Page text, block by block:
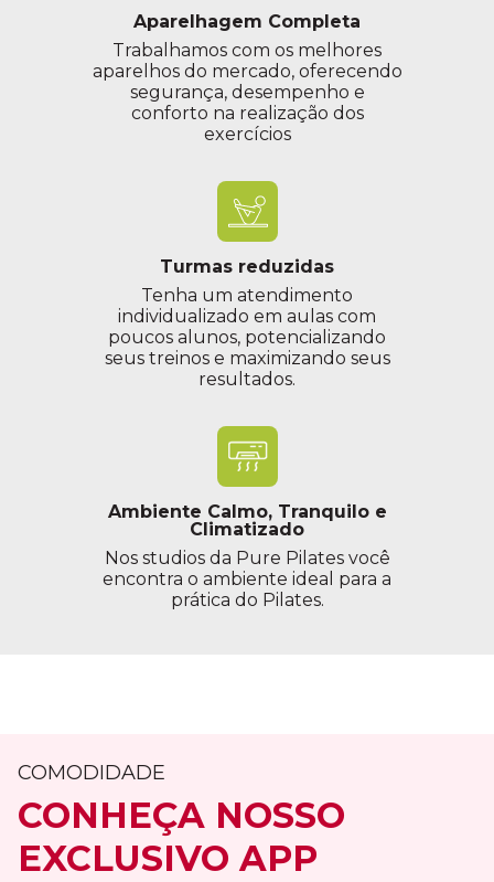
Aparelhagem Completa
Trabalhamos com os melhores
aparelhos do mercado, oferecendo
segurança, desempenho e
conforto na realização dos
exercícios
Turmas reduzidas
Tenha um atendimento
individualizado em aulas com
poucos alunos, potencializando
seus treinos e maximizando seus
resultados.
Ambiente Calmo, Tranquilo e
Climatizado
Nos studios da Pure Pilates você
encontra o ambiente ideal para a
prática do Pilates.
COMODIDADE
CONHEÇA NOSSO
EXCLUSIVO APP